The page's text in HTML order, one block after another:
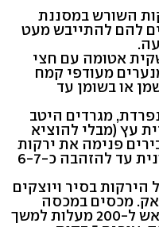
השורש במסננת
להם להתייבש מעט
אטומה עם חצי
מעודפי קמח
או בשומן עד
מגרדים היטב
עץ (מבלי להוציא
פנימה את ירקות
השורש. מטגנים על אש בינונית עד להזהבה כ-6-7
בסיר ויוצקים
מכסים במכסה
ומעבירים לתנור שחומם מראש ל-200 מעלות למשך